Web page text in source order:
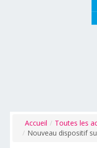
Accueil / Toutes les
/ Nouveau dispositif